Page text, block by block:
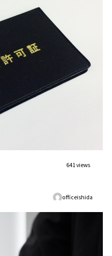
641 views
officeishida